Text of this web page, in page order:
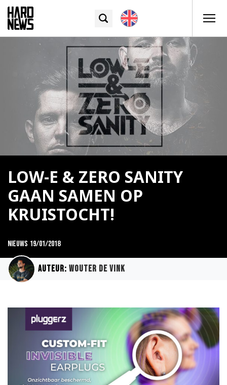
LOW-E & ZERO SANITY
GAAN SAMEN OP
KRUISTOCHT!
Nieuws 19/01/2018
Auteur: Wouter de Vink